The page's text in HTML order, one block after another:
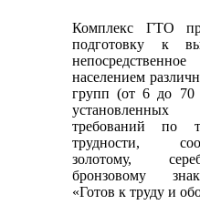
Комплекс ГТО
подготовку к
населением
групп (от 6 до 70
установленных
требований по
трудности,
золотому,
бронзовому
«Готов к труду и